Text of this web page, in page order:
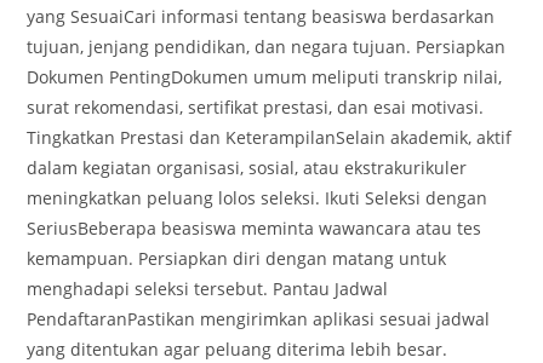
yang SesuaiCari informasi tentang beasiswa berdasarkan
tujuan, jenjang pendidikan, dan negara tujuan. Persiapkan
Dokumen PentingDokumen umum meliputi transkrip nilai,
surat rekomendasi, sertifikat prestasi, dan esai motivasi.
Tingkatkan Prestasi dan KeterampilanSelain akademik, aktif
dalam kegiatan organisasi, sosial, atau ekstrakurikuler
meningkatkan peluang lolos seleksi. Ikuti Seleksi dengan
SeriusBeberapa beasiswa meminta wawancara atau tes
kemampuan. Persiapkan diri dengan matang untuk
menghadapi seleksi tersebut. Pantau Jadwal
PendaftaranPastikan mengirimkan aplikasi sesuai jadwal
yang ditentukan agar peluang diterima lebih besar.